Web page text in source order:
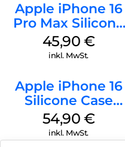
Apple iPhone 16
Pro Max Silicone
Case MagSafe
Ultramarine
45,90 €
inkl. MwSt.
Apple iPhone 16
Silicone Case
MagSafe Lake
Green
54,90 €
inkl. MwSt.